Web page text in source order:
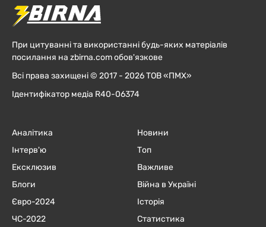
При цитуванні та використанні будь-яких матеріалів
посилання на zbirna.com обов'язкове
Всі права захищені © 2017 - 2026 ТОВ «ПМХ»
Ідентифікатор медіа R40-06374
Аналітика
Інтерв'ю
Ексклюзив
Блоги
Євро-2024
ЧC-2022
Новини
Топ
Важливе
Війна в Україні
Історія
Статистика